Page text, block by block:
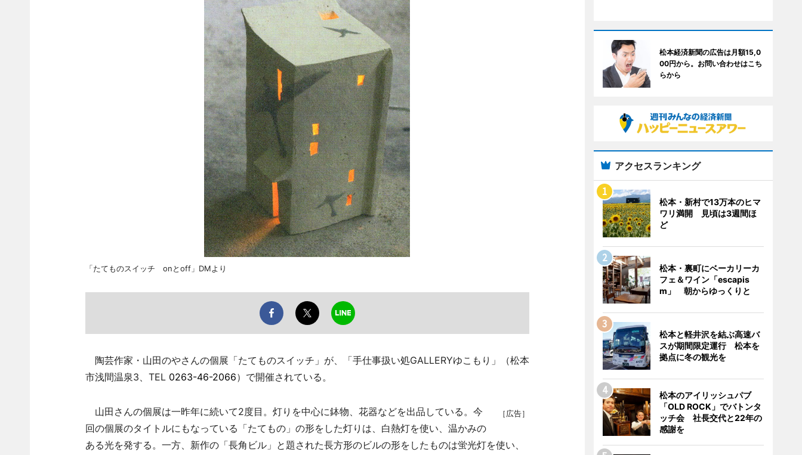
「たてものスイッチ onとoff」DMより
陶芸作家・山田のやさんの個展「たてものスイッチ」が、「手仕事扱い処GALLERYゆこもり」（松本
市浅間温泉3、TEL 0263-46-2066）で開催されている。
［広告］
山田さんの個展は一昨年に続いて2度目。灯りを中心に鉢物、花器などを出品している。今
回の個展のタイトルにもなっている「たてもの」の形をした灯りは、白熱灯を使い、温かみの
ある光を発する。一方、新作の「長角ビル」と題された長方形のビルの形をしたものは蛍光灯を使い、
松本経済新聞の広告は月額15,0
00円から。お問い合わせはこち
らから
アクセスランキング
松本・新村で13万本のヒマ
ワリ満開 見頃は3週間ほ
ど
松本・裏町にベーカリーカ
フェ＆ワイン「escapis
m」 朝からゆっくりと
松本と軽井沢を結ぶ高速バ
スが期間限定運行 松本を
拠点に冬の観光を
松本のアイリッシュパブ
「OLD ROCK」でバトンタ
ッチ会 社長交代と22年の
感謝を